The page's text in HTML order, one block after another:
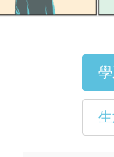
ColleGo! 大學選才